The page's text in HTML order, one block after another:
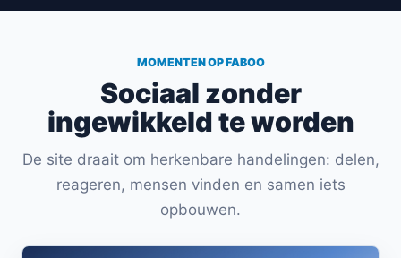
MOMENTEN OP FABOO
Sociaal zonder
ingewikkeld te worden
De site draait om herkenbare handelingen: delen,
reageren, mensen vinden en samen iets
opbouwen.